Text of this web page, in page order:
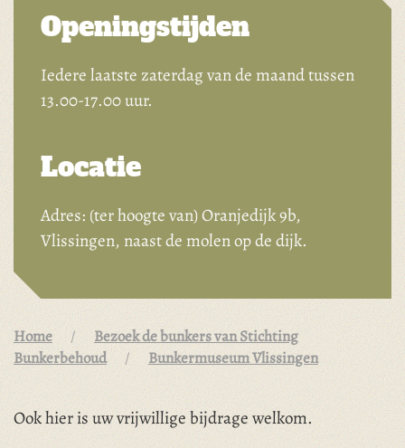
Openingstijden
Iedere laatste zaterdag van de maand tussen
13.00-17.00 uur.
Locatie
Adres: (ter hoogte van) Oranjedijk 9b,
Vlissingen, naast de molen op de dijk.
Home
Bezoek de bunkers van Stichting
Bunkerbehoud
Bunkermuseum Vlissingen
Ook hier is uw vrijwillige bijdrage welkom.